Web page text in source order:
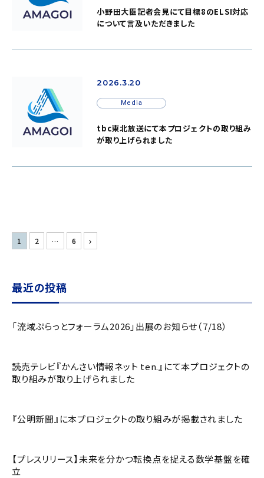
小野田大臣記者会見にて目標8のELSI対応
について言及いただきました
2026.3.20
Media
tbc東北放送にて本プロジェクトの取り組み
が取り上げられました
投
稿
ペ
ー
送
1 2 … 6
次
へ
最近の投稿
「流域ぷらっとフォーラム2026」出展のお知らせ（7/18）
読売テレビ『かんさい情報ネット ten.』にて本プロジェクトの
取り組みが取り上げられました
『公明新聞』に本プロジェクトの取り組みが掲載されました
【プレスリリース】未来を分かつ転換点を捉える数学基盤を確
立